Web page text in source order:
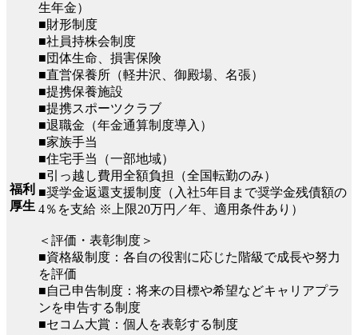
福利
厚生
生年金）
■財形制度
■社員持株会制度
■団体生命、損害保険
■直営保養所（軽井沢、御殿場、名張）
■提携保養施設
■提携スポーツクラブ
■退職金（年金通算制度導入）
■家族手当
■住宅手当（一部地域）
■引っ越し費用全額負担（全国転勤のみ）
■奨学金返還支援制度（入社5年目まで奨学金残債額の
4％を支給 ※上限20万円／年、適用条件あり）
＜評価・表彰制度＞
■資格級制度：各自の役割に応じた階級で成長や努力
を評価
■自己申告制度：将来の目標や希望などキャリアプラ
ンを申告する制度
■セコム大賞：個人を表彰する制度